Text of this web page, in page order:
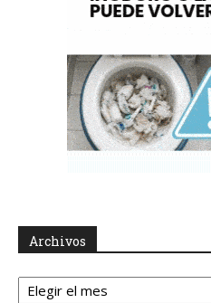
Archivos
Archivos